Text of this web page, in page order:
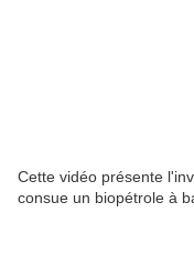
Cette vidéo présente
consue un biopétrole à